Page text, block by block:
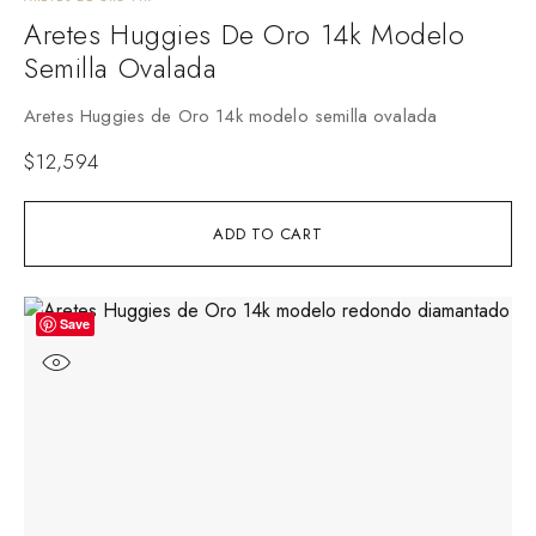
ADD TO CART
Aretes Huggies De Oro 14k Modelo
Semilla Ovalada
Aretes Huggies de Oro 14k modelo semilla ovalada
$12,594
Save